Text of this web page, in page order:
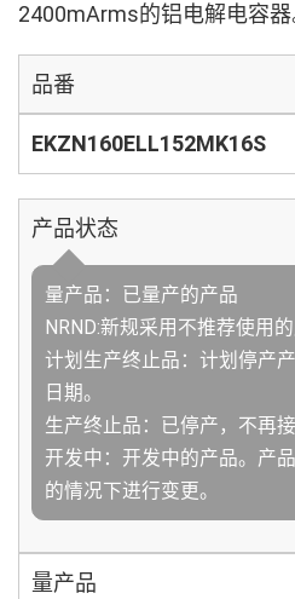
2400mArms的铝电解电容器
品番
EKZN160ELL152MK16S
产品状态
量产品：已量产的产品
NRND:新规采用不推荐使用
计划生产终止品：计划停产
日期。
生产终止品：已停产，不再
开发中：开发中的产品。产
的情况下进行变更。
量产品